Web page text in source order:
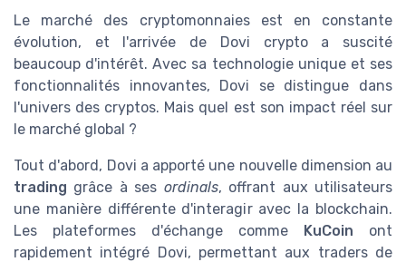
Le marché des cryptomonnaies est en constante
évolution, et l'arrivée de Dovi crypto a suscité
beaucoup d'intérêt. Avec sa technologie unique et ses
fonctionnalités innovantes, Dovi se distingue dans
l'univers des cryptos. Mais quel est son impact réel sur
le marché global ?
Tout d'abord, Dovi a apporté une nouvelle dimension au
trading grâce à ses ordinals, offrant aux utilisateurs
une manière différente d'interagir avec la blockchain.
Les plateformes d'échange comme KuCoin ont
rapidement intégré Dovi, permettant aux traders de